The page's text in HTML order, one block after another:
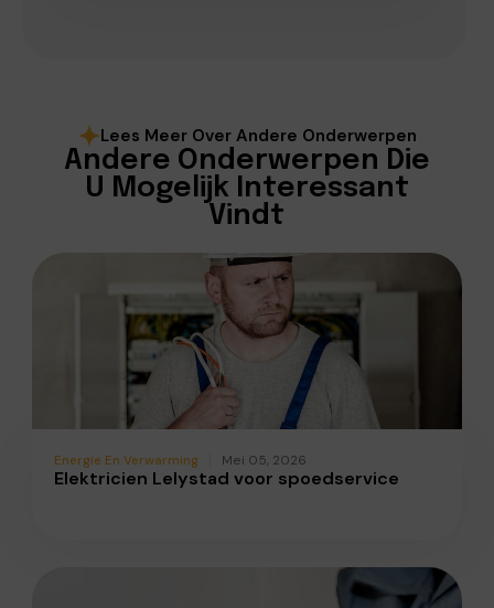
Lees Meer Over Andere Onderwerpen
Andere Onderwerpen Die
U Mogelijk Interessant
Vindt
Energie En Verwarming Mei 05, 2026
Elektricien Lelystad voor spoedservice